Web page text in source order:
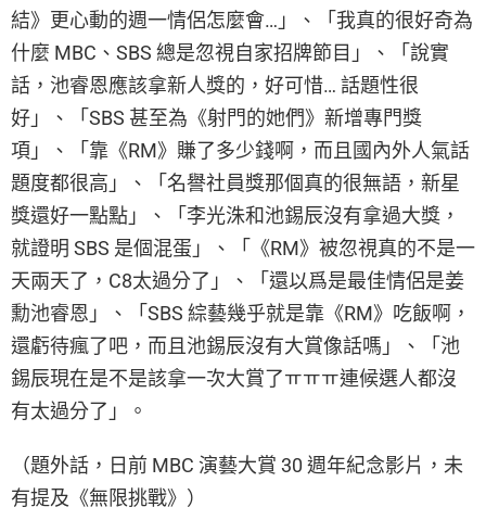
結》更心動的週一情侶怎麼會…」、「我真的很好奇為
什麼 MBC、SBS 總是忽視自家招牌節目」、「說實
話，池睿恩應該拿新人獎的，好可惜… 話題性很
好」、「SBS 甚至為《射門的她們》新增專門獎
項」、「靠《RM》賺了多少錢啊，而且國內外人氣話
題度都很高」、「名譽社員獎那個真的很無語，新星
獎還好一點點」、「李光洙和池錫辰沒有拿過大獎，
就證明 SBS 是個混蛋」、「《RM》被忽視真的不是一
天兩天了，C8太過分了」、「還以爲是最佳情侶是姜
勳池睿恩」、「SBS 綜藝幾乎就是靠《RM》吃飯啊，
還虧待瘋了吧，而且池錫辰沒有大賞像話嗎」、「池
錫辰現在是不是該拿一次大賞了ㅠㅠㅠ連候選人都沒
有太過分了」。
（題外話，日前 MBC 演藝大賞 30 週年紀念影片，未
有提及《無限挑戰》）